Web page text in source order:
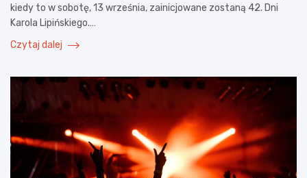
kiedy to w sobotę, 13 września, zainicjowane zostaną 42. Dni
Karola Lipińskiego.…
Czytaj dalej